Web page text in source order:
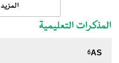
المزيد
المذكرات التعليمية
6AS